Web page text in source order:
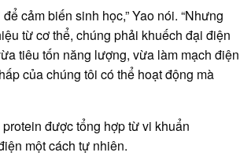
cảm biến sinh học,” Yao nói. “Nhưng
từ cơ thể, chúng phải khuếch đại điện
tiêu tốn năng lượng, vừa làm mạch điện
của chúng tôi có thể hoạt động mà
được tổng hợp từ vi khuẩn
một cách tự nhiên.